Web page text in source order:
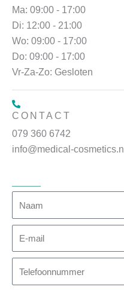
Ma: 09:00 - 17:00
Di: 12:00 - 21:00
Wo: 09:00 - 17:00
Do: 09:00 - 17:00
Vr-Za-Zo: Gesloten
CONTACT
079 360 6742
info@medical-cosmetics.nl